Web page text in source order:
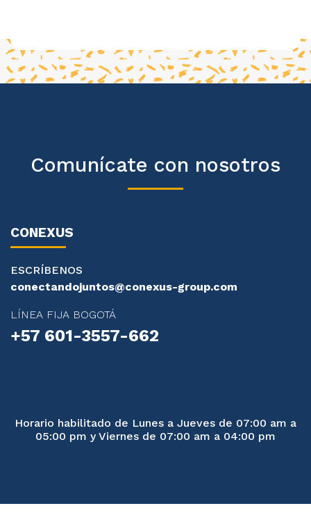
Comunícate con nosotros
CONEXUS
ESCRÍBENOS
conectandojuntos@conexus-group.com
LÍNEA FIJA BOGOTÁ
+57 601-3557-662
Horario habilitado de Lunes a Jueves de 07:00 am a
05:00 pm y Viernes de 07:00 am a 04:00 pm